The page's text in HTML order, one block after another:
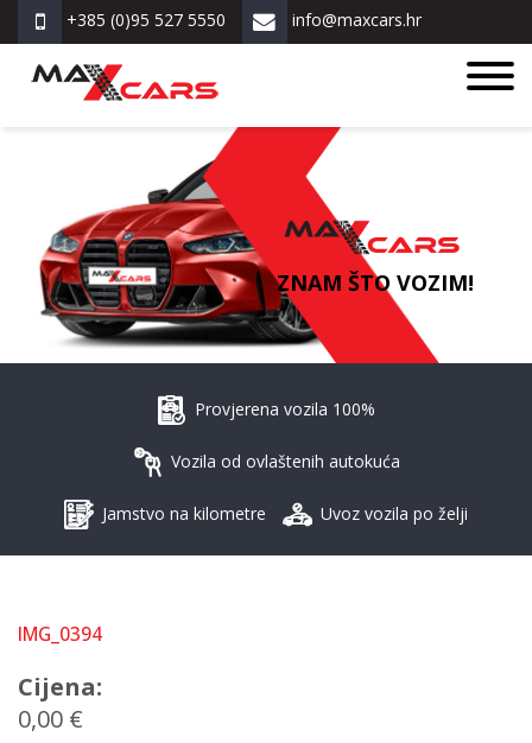
+385 (0)95 527 5550 info@maxcars.hr
ZNAM ŠTO VOZIM!
Provjerena vozila 100%
Vozila od ovlaštenih autokuća
Jamstvo na kilometre Uvoz vozila po želji
IMG_0394
Cijena:
0,00 €